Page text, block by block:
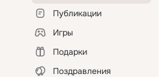
Публикации
Игры
Подарки
Поздравления